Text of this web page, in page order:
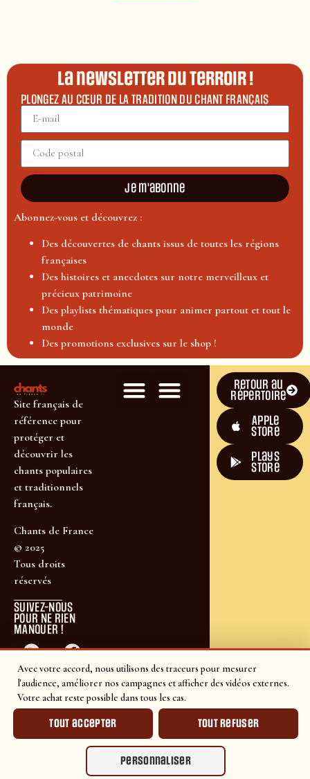
Avec votre accord, nous utilisons des traceurs pour mesurer
l'audience, améliorer nos campagnes et afficher des vidéos externes.
Votre achat reste possible dans tous les cas.
Tout accepter Tout refuser
Personnaliser
La newsletter du terroir !
PLONGEZ AU CŒUR DE LA TRADITION DU CHANT FRANÇAIS
Je m'abonne
Abonnez-vous et découvrez :
Des découvertes de chants issus de toutes les régions
françaises
Des histoires et anecdotes sur notre merveilleux et
précieux patrimoine
Des playlists thématiques pour animer partout et tout le
monde
Des promotions exclusives sur le shop !
Site français de
référence pour
protéger et
découvrir les
chants populaires
et traditionnels
français.
Chants de France
© 2025
Tous droits
réservés
SUIVEZ-NOUS
POUR NE RIEN
MANQUER !
Retour au
répertoire
Apple
Store
plays
store